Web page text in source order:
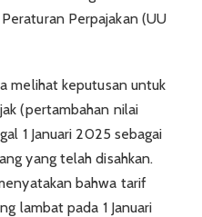
Perpajakan (UU
melihat keputusan untuk
(pertambahan nilai
1 Januari 2025 sebagai
yang telah disahkan.
bahwa tarif
lambat pada 1 Januari